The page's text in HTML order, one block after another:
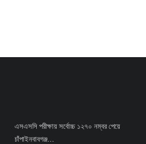
এসএসসি পরীক্ষায় সর্বোচ্চ ১২৭০ নম্বর পেয়ে
চাঁপাইনবাবগঞ্জ...